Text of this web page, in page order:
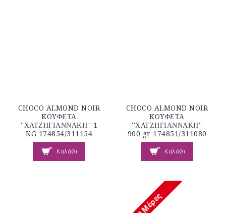
CHOCO ALMOND NOIR
KOYΦΕΤΑ
''ΧΑΤΖΗΓΙΑΝΝΑΚΗ'' 1
KG 174854/311154
Καλάθι
CHOCO ALMOND NOIR
KOYΦΕΤΑ
''ΧΑΤΖΗΓΙΑΝΝΑΚΗ''
900 gr 174851/311080
Καλάθι